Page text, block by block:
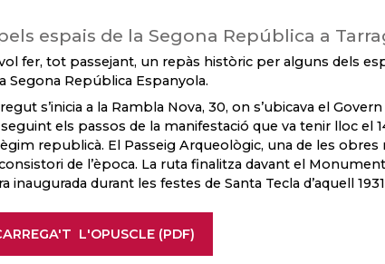
espais de la Segona República a
fer, tot passejant, un repàs històric per alguns dels
Segona República Espanyola.
s’inicia a la Rambla Nova, 30, on s’ubicava el
seguint els passos de la manifestació que va tenir lloc el
republicà. El Passeig Arqueològic, una de les
de l’època. La ruta finalitza davant el Monument
inaugurada durant les festes de Santa Tecla d’aquell
L'OPUSCLE (PDF)